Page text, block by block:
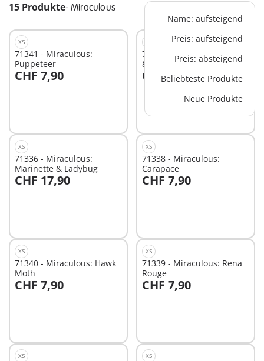
15 Produkte- Miraculous
Name: aufsteigend
Preis: aufsteigend
Preis: absteigend
Beliebteste Produkte
Neue Produkte
XS
71341 - Miraculous:
Puppeteer
CHF 7,90
In den Warenkorb
71337 - Miraculous: Adrien
& Cat Noir
CHF 17,90
In den Warenkorb
XS
71336 - Miraculous:
Marinette & Ladybug
CHF 17,90
In den Warenkorb
XS
71338 - Miraculous:
Carapace
CHF 7,90
In den Warenkorb
XS
71340 - Miraculous: Hawk
Moth
CHF 7,90
In den Warenkorb
XS
71339 - Miraculous: Rena
Rouge
CHF 7,90
In den Warenkorb
XS XS